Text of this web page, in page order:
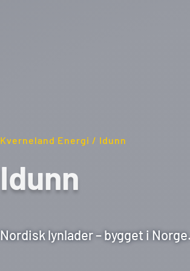
Kverneland Energi / Idunn
Idunn
Nordisk lynlader – bygget i